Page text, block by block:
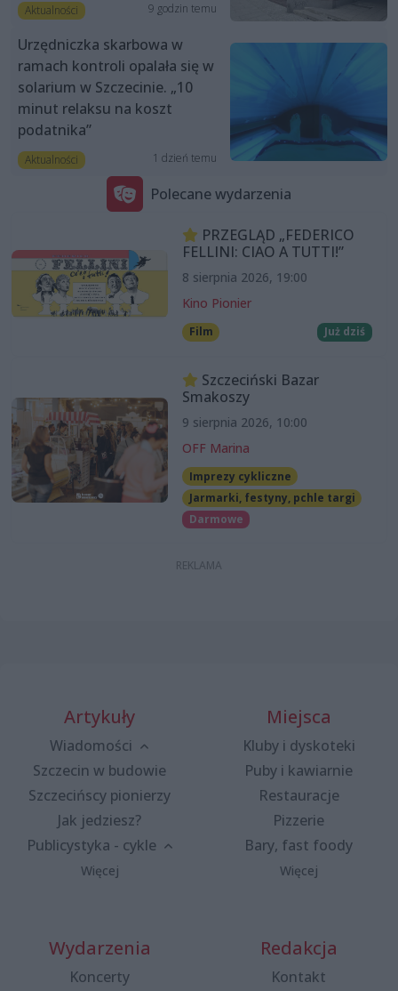
Aktualności 9 godzin temu
Urzędniczka skarbowa w
ramach kontroli opalała się w
solarium w Szczecinie. „10
minut relaksu na koszt
podatnika”
Aktualności 1 dzień temu
Polecane wydarzenia
PRZEGLĄD „FEDERICO
FELLINI: CIAO A TUTTI!”
8 sierpnia 2026, 19:00
Kino Pionier
Film Już dziś
Szczeciński Bazar
Smakoszy
9 sierpnia 2026, 10:00
OFF Marina
Imprezy cykliczne
Jarmarki, festyny, pchle targi
Darmowe
Artykuły
Wiadomości
Szczecin w budowie
Szczecińscy pionierzy
Jak jedziesz?
Publicystyka - cykle
Więcej
Miejsca
Kluby i dyskoteki
Puby i kawiarnie
Restauracje
Pizzerie
Bary, fast foody
Więcej
Wydarzenia
Koncerty
Redakcja
Kontakt